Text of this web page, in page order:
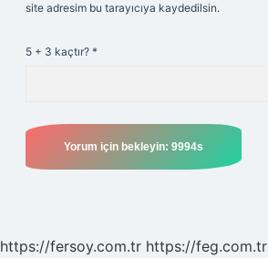
site adresim bu tarayıcıya kaydedilsin.
5 + 3 kaçtır? *
https://fersoy.com.tr https://feg.com.tr